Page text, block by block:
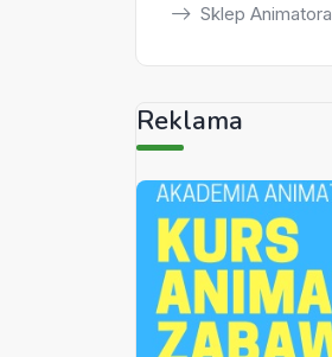
Sklep Animatora
Reklama